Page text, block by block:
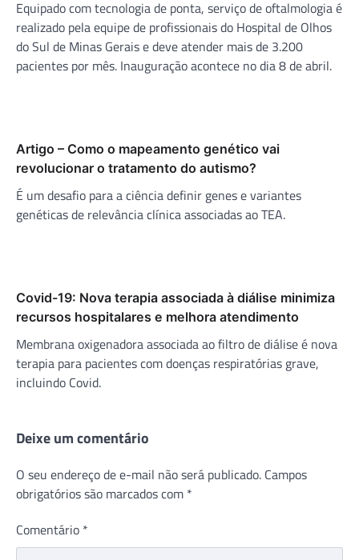
Equipado com tecnologia de ponta, serviço de oftalmologia é
realizado pela equipe de profissionais do Hospital de Olhos
do Sul de Minas Gerais e deve atender mais de 3.200
pacientes por mês. Inauguração acontece no dia 8 de abril.
Artigo – Como o mapeamento genético vai
revolucionar o tratamento do autismo?
É um desafio para a ciência definir genes e variantes
genéticas de relevância clínica associadas ao TEA.
Covid-19: Nova terapia associada à diálise minimiza
recursos hospitalares e melhora atendimento
Membrana oxigenadora associada ao filtro de diálise é nova
terapia para pacientes com doenças respiratórias grave,
incluindo Covid.
Deixe um comentário
O seu endereço de e-mail não será publicado. Campos
obrigatórios são marcados com *
Comentário *